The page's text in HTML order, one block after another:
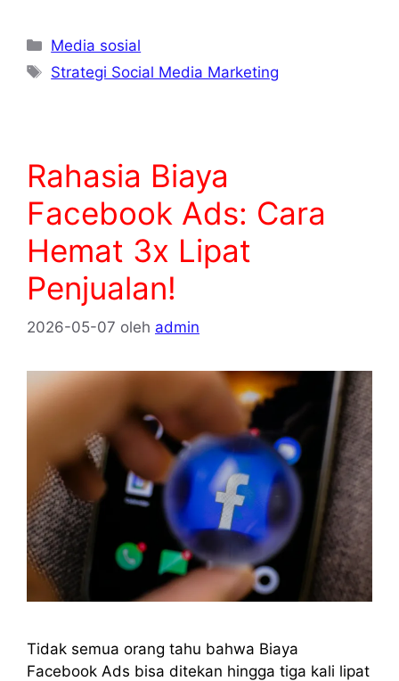
Kategori
Media sosial
Tag
Strategi Social Media Marketing
Rahasia Biaya
Facebook Ads: Cara
Hemat 3x Lipat
Penjualan!
2026-05-07 oleh admin
​Tidak semua orang tahu bahwa Biaya
Facebook Ads bisa ditekan hingga tiga kali lipat